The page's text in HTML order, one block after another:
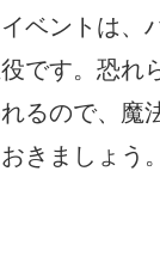
ベントは、
です。恐れ
るので、魔
きましょう。